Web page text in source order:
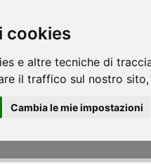
cookies
e altre tecniche di
il traffico sul nostro
Cambia le mie impostazioni